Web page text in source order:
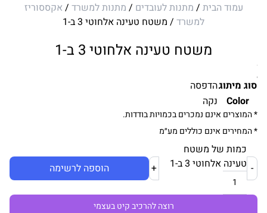
עמוד הבית / מתנות לעובדים / מתנות למשרד / אקססוריז
למשרד / משטח טעינה אלחוטי 3 ב-1
משטח טעינה אלחוטי 3 ב-1
סוג מיתוגהדפסה
Color
נקה
* המוצרים אינם נמכרים בכמויות בודדות.
* המחירים אינם כוללים מע״מ
-
כמות של משטח
טעינה אלחוטי 3 ב-1
+ הוספה לרשימה
רוצה להרכיב קיט בעצמי